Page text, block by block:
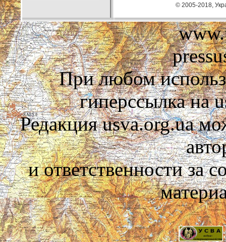
© 2005-2018,
При любом
гиперссылка на
Редакция usva.org.ua
и ответственности за